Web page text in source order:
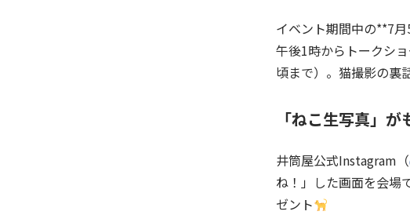
イベント期間中の**7
午後1時からトークシ
頃まで）。猫撮影の裏
「ねこ生写真」が
井筒屋公式Instagram（
ね！」した画面を会場
ゼント